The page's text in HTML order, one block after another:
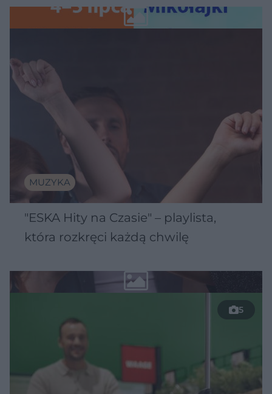
Wawelu
MUZYKA
"ESKA Hity na Czasie" – playlista,
która rozkręci każdą chwilę
5